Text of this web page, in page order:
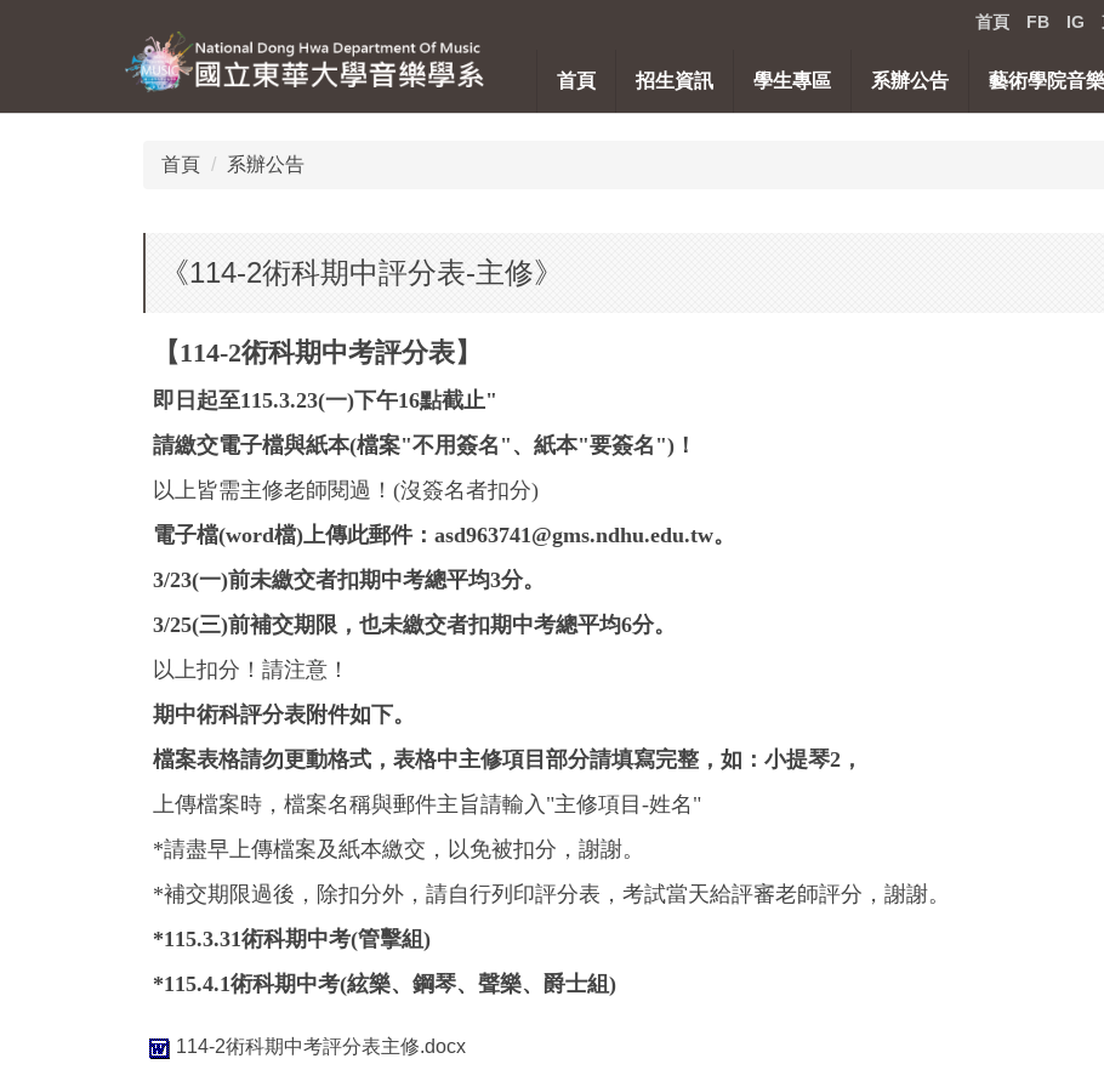
首頁 FB IG
首頁 招生資訊 學生專區 系辦公告 藝術學院音
首頁 系辦公告
《114-2術科期中評分表-主修》
【114-2術科期中考評分表】
即日起至115.3.23(一)下午16點截止"
請繳交電子檔與紙本(檔案"不用簽名"、紙本"要簽名")！
以上皆需主修老師閱過！(沒簽名者扣分)
電子檔(word檔)上傳此郵件：asd963741@gms.ndhu.edu.tw。
3/23(一)前未繳交者扣期中考總平均3分。
3/25(三)前補交期限，也未繳交者扣期中考總平均6分。
以上扣分！請注意！
期中術科評分表附件如下。
檔案表格請勿更動格式，表格中主修項目部分請填寫完整，如：小提琴2，
上傳檔案時，檔案名稱與郵件主旨請輸入"主修項目-姓名"
*請盡早上傳檔案及紙本繳交，以免被扣分，謝謝。
*補交期限過後，除扣分外，請自行列印評分表，考試當天給評審老師評分，謝謝。
*115.3.31術科期中考(管擊組)
*115.4.1術科期中考(絃樂、鋼琴、聲樂、爵士組)
114-2術科期中考評分表主修.docx